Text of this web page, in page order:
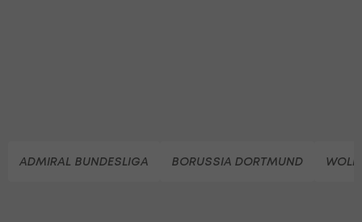
ADMIRAL BUNDESLIGA BORUSSIA DORTMUND